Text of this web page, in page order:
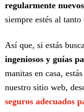
regularmente
siempre estés al
Así que, si estás
ingeniosos y guías
manitas en casa,
nuestro sitio web,
seguros adecuados